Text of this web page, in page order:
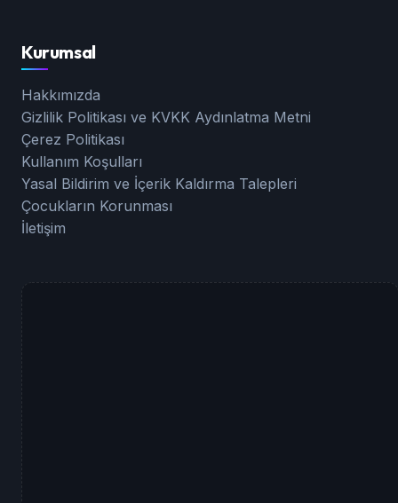
Kurumsal
Hakkımızda
Gizlilik Politikası ve KVKK Aydınlatma Metni
Çerez Politikası
Kullanım Koşulları
Yasal Bildirim ve İçerik Kaldırma Talepleri
Çocukların Korunması
İletişim